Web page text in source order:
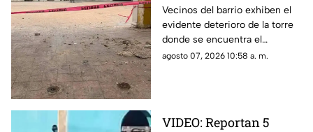
emblemático RELOJ en
la Península de
Yucatán; enciende las
alarmas
Vecinos del barrio exhiben el
evidente deterioro de la torre
donde se encuentra el
emblemático reloj, destacando
agosto 07, 2026 10:58 a. m.
VIDEO: Reportan 5